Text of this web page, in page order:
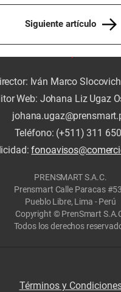
Siguiente artículo
Iván Marco
Web: Johana Liz Ugaz
Teléfono: (+511) 311
PRENSMART S.A.C.
Prensmart Calle Paracas
Pueblo Libre, Lima - Perú
Copyright © PrenSmart
Todos los derechos
Términos y